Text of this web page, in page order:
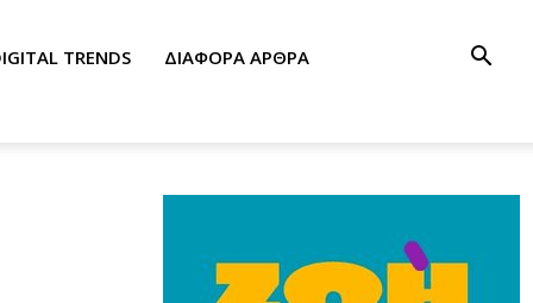
TRENDS ΔΙΑΦΟΡΑ ΑΡΘΡΑ